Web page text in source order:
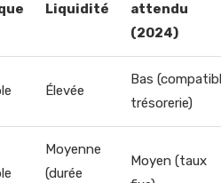
Liquidité
attendu
(2024)
Élevée
Bas
trésorerie)
Moyenne
(durée
Moyen (taux